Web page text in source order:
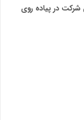
در پیاده روی